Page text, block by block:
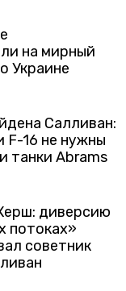
на мирный
Украине
Салливан:
F-16 не нужны
танки Abrams
диверсию
потоках»
советник